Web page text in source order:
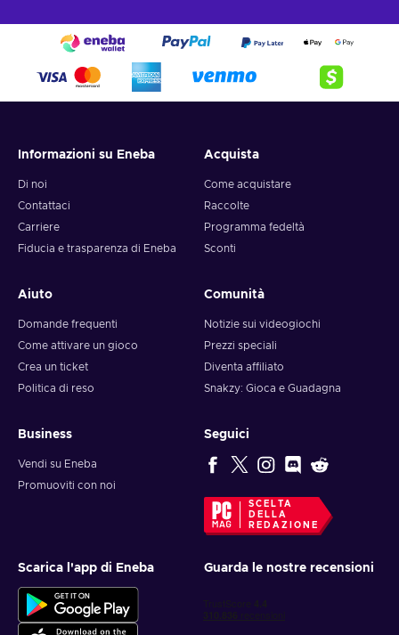
Informazioni su Eneba
Di noi
Contattaci
Carriere
Fiducia e trasparenza di Eneba
Acquista
Come acquistare
Raccolte
Programma fedeltà
Sconti
Aiuto
Domande frequenti
Come attivare un gioco
Crea un ticket
Politica di reso
Comunità
Notizie sui videogiochi
Prezzi speciali
Diventa affiliato
Snakzy: Gioca e Guadagna
Business
Vendi su Eneba
Promuoviti con noi
Seguici
SCELTA
DELLA
REDAZIONE
Scarica l'app di Eneba Guarda le nostre recensioni